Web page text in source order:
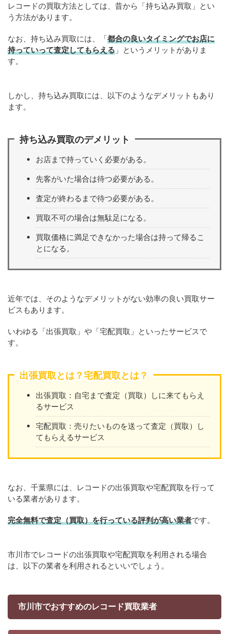
レコードの買取方法としては、昔から「持ち込み買取」とい
う方法があります。
なお、持ち込み買取には、「都合の良いタイミングでお店に
持っていって査定してもらえる 」というメリットがありま
す。
しかし、持ち込み買取には、以下のようなデメリットもあり
ます。
持ち込み買取のデメリット
お店まで持っていく必要がある。
先客がいた場合は待つ必要がある。
査定が終わるまで待つ必要がある。
買取不可の場合は無駄足になる。
買取価格に満足できなかった場合は持って帰るこ
とになる。
近年では、そのようなデメリットがない効率の良い買取サー
ビスもあります。
いわゆる「出張買取」や「宅配買取」といったサービスで
す。
出張買取とは？宅配買取とは？
出張買取：自宅まで査定（買取）しに来てもらえ
るサービス
宅配買取：売りたいものを送って査定（買取）し
てもらえるサービス
なお、千葉県には、レコードの出張買取や宅配買取を行って
いる業者があります。
完全無料で査定（買取）を行っている評判が高い業者です。
市川市でレコードの出張買取や宅配買取を利用される場合
は、以下の業者を利用されるといいでしょう。
市川市でおすすめのレコード買取業者